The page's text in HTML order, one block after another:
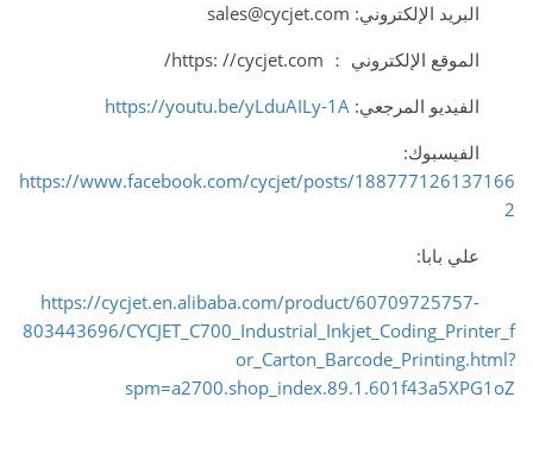
البريد الإلكتروني: sales@cycjet.com
الموقع الإلكتروني ： https: //cycjet.com/
الفيديو المرجعي: https://youtu.be/yLduAILy-1A
الفيسبوك:
https://www.facebook.com/cycjet/posts/188777126137166
2
علي بابا:
https://cycjet.en.alibaba.com/product/60709725757-
803443696/CYCJET_C700_Industrial_Inkjet_Coding_Printer_f
or_Carton_Barcode_Printing.html?
spm=a2700.shop_index.89.1.601f43a5XPG1oZ